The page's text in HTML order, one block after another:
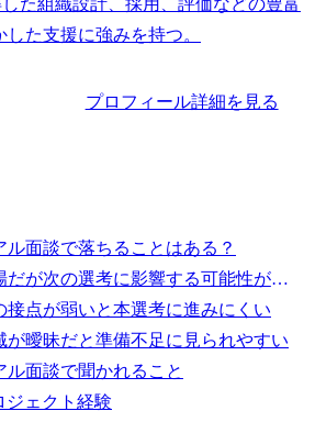
た組織設計、採用、評価などの豊富
た支援に強みを持つ。
プロフィール詳細を見る
面談で落ちることはある？
結論：情報交換の場だが次の選考に影響する可能性がある
接点が弱いと本選考に進みにくい
が曖昧だと準備不足に見られやすい
面談で聞かれること
ジェクト経験